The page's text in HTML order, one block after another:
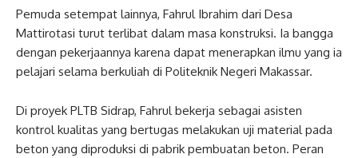
Pemuda setempat lainnya, Fahrul Ibrahim dari Desa
Mattirotasi turut terlibat dalam masa konstruksi. Ia bangga
dengan pekerjaannya karena dapat menerapkan ilmu yang ia
pelajari selama berkuliah di Politeknik Negeri Makassar.
Di proyek PLTB Sidrap, Fahrul bekerja sebagai asisten
kontrol kualitas yang bertugas melakukan uji material pada
beton yang diproduksi di pabrik pembuatan beton. Peran